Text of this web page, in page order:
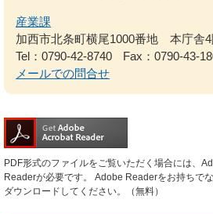
産業課
加西市北条町横尾1000番地 本庁舎
Tel：0790-42-8740
Fax：0790-43-
メールでの問合せ
PDF形式のファイルをご覧いただく場合には、
Readerが必要です。
Adobe Readerをお持ちで
ダウンロードしてください。（無料）